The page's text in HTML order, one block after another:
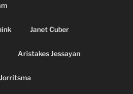
Janet Cuber
Aristakes Jessayan